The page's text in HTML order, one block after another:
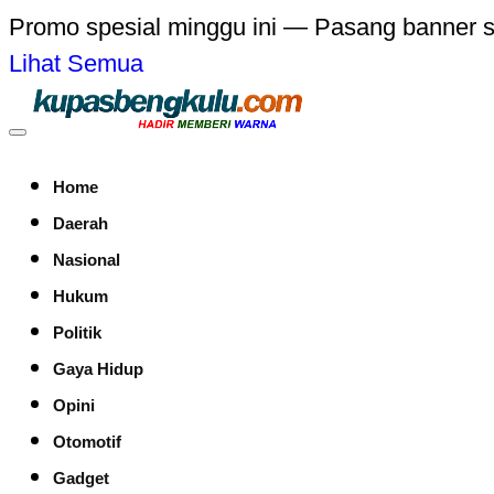
Promo spesial minggu ini — Pasang banner
Lihat Semua
Home
Daerah
Nasional
Hukum
Politik
Gaya Hidup
Opini
Otomotif
Gadget